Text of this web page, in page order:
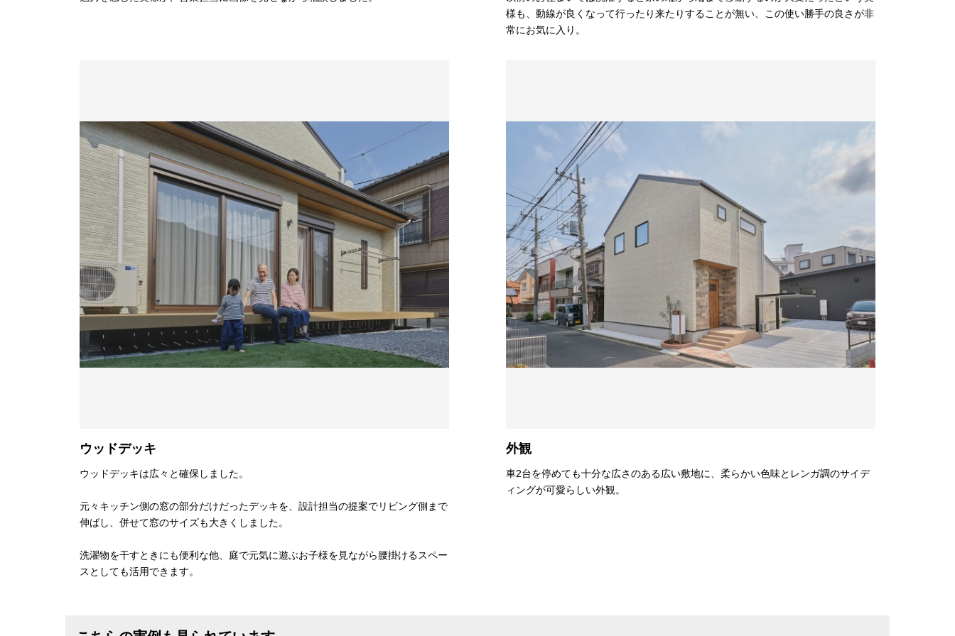
様も、動線が良くなって行ったり来たりすることが無い、この使い勝手の良さが非
常にお気に入り。
ウッドデッキ
ウッドデッキは広々と確保しました。
元々キッチン側の窓の部分だけだったデッキを、設計担当の提案でリビング側まで
伸ばし、併せて窓のサイズも大きくしました。
洗濯物を干すときにも便利な他、庭で元気に遊ぶお子様を見ながら腰掛けるスペー
スとしても活用できます。
外観
車2台を停めても十分な広さのある広い敷地に、柔らかい色味とレンガ調のサイデ
ィングが可愛らしい外観。